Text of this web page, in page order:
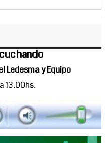
Ledesma y Equipo
13.00hs.